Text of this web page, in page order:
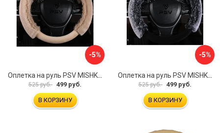
-5%
Оплетка на руль PSV MISHKA Premium 136099
525 руб. 499 руб.
В КОРЗИНУ
-5%
Оплетка на руль PSV MISHKA Premium 136095
525 руб. 499 руб.
В КОРЗИНУ